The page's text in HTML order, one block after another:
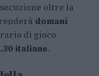
oltre la
domani
di gioco
italiane.